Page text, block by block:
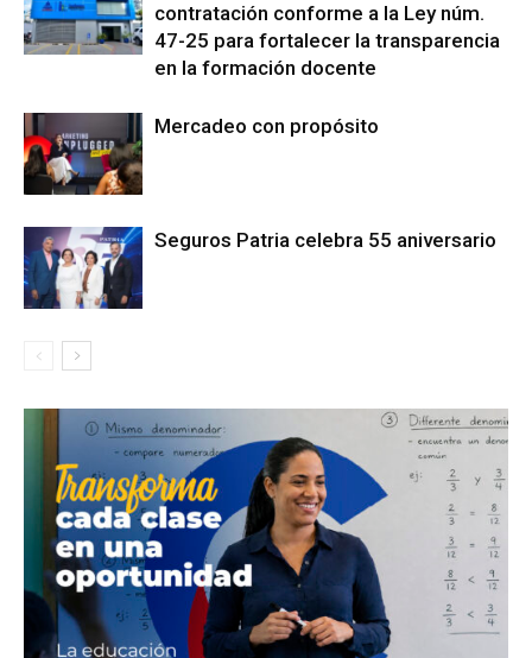
contratación conforme a la Ley núm.
47-25 para fortalecer la transparencia
en la formación docente
Mercadeo con propósito
Seguros Patria celebra 55 aniversario